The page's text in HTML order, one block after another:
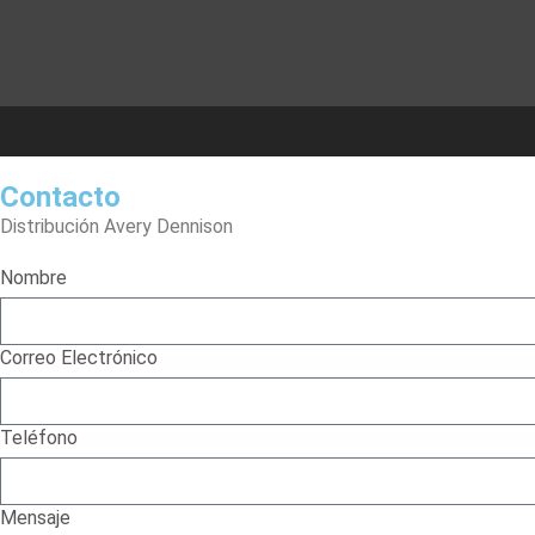
Contacto
Distribución Avery Dennison
Nombre
Correo Electrónico
Teléfono
Mensaje